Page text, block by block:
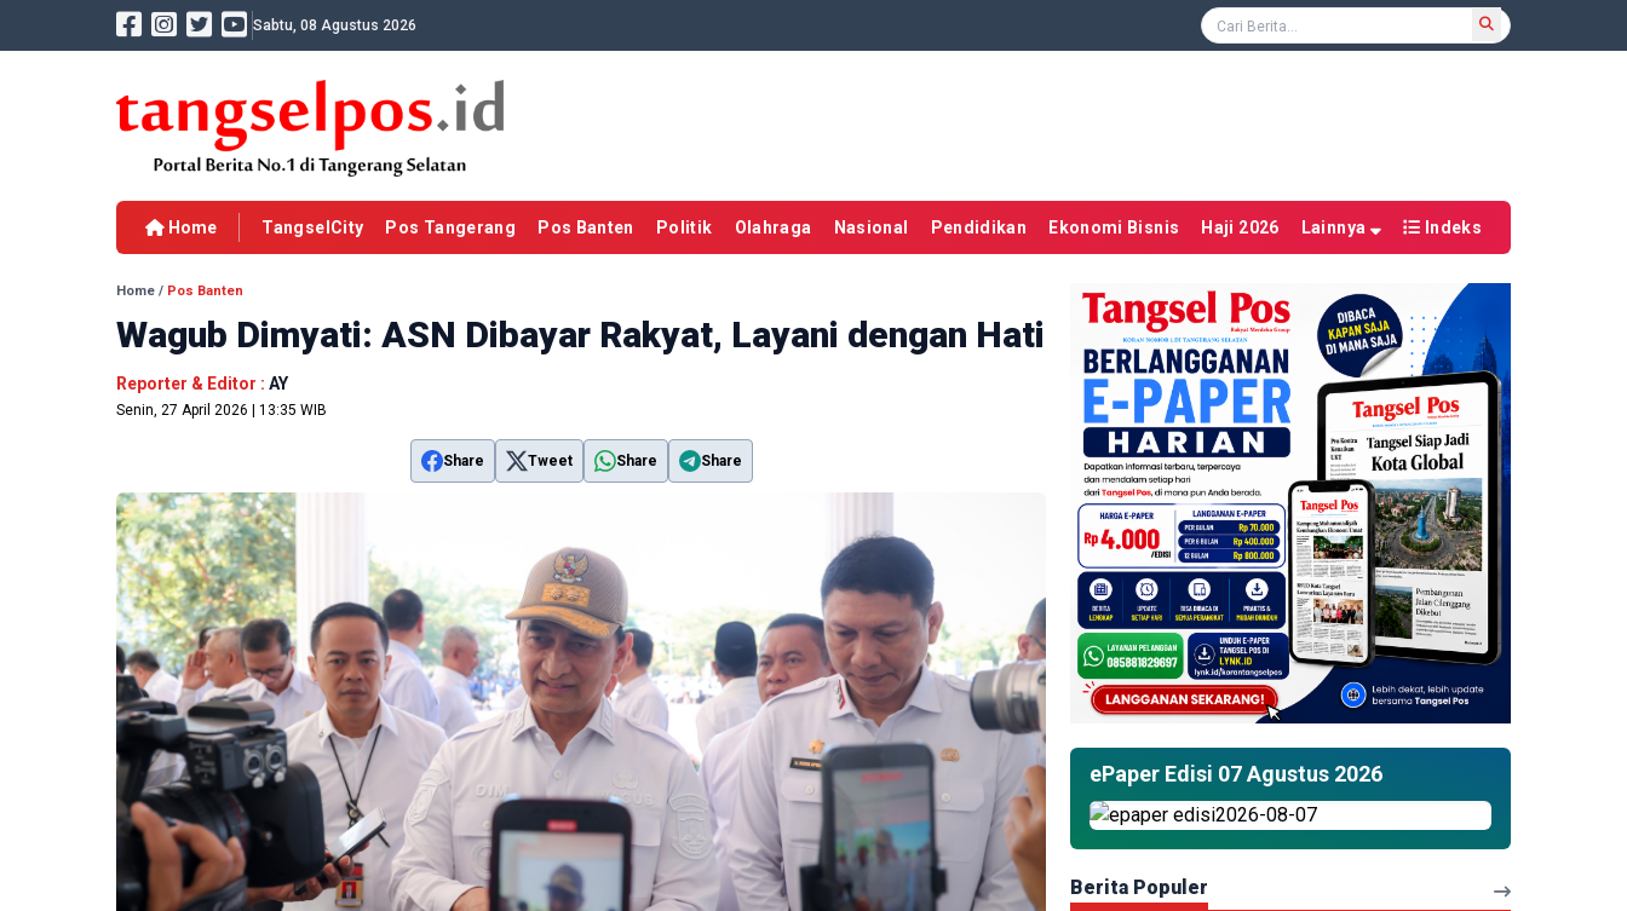
Sabtu, 08 Agustus 2026
Home TangselCity Pos Tangerang Pos Banten Politik Olahraga Nasional Pendidikan Ekonomi Bisnis Haji 2026 Lainnya Indeks
Home / Pos Banten
Wagub Dimyati: ASN Dibayar Rakyat, Layani dengan Hati
Reporter & Editor : AY
Senin, 27 April 2026 | 13:35 WIB
Share Tweet Share Share
ePaper Edisi 07 Agustus 2026
Berita Populer